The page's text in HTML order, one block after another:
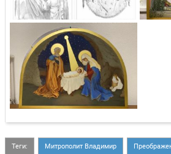
Теги: Митрополит Владимир